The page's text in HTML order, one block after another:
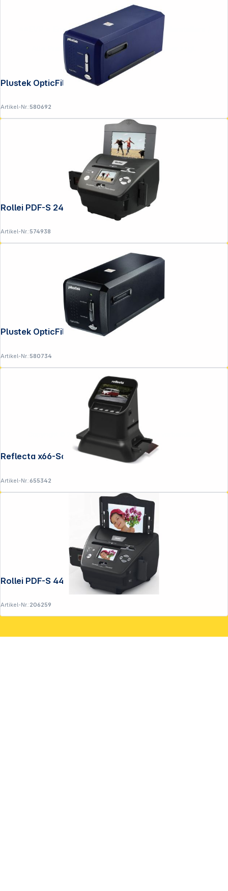
Plustek OpticFilm 8100
Artikel-Nr.:580692
Rollei PDF-S 240 SE
Artikel-Nr.:574938
Plustek OpticFilm 8200 i SilverFast Ai
Artikel-Nr.:580734
Reflecta x66-Scan
Artikel-Nr.:655342
Rollei PDF-S 440
Artikel-Nr.:206259
**EVP = Empfohlener Verkaufspreis des Herstellers /
Lieferanten zzgl. 19% Mwst.
Alle Preise exkl. gesetzl. Mehrwertsteuer zzgl.
Versandkosten.
Copyright © 2001 - 2026 DGH - Alle Rechte vorbehalten.